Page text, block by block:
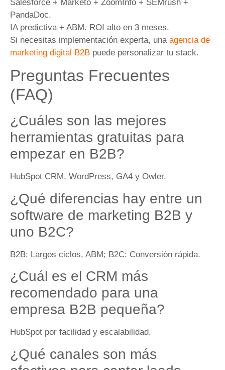
Salesforce + Marketo + ZoomInfo + SEMrush +
PandaDoc.
IA predictiva + ABM. ROI alto en 3 meses.
Si necesitas implementación experta, una agencia de
marketing digital B2B puede personalizar tu stack.
Preguntas Frecuentes
(FAQ)
¿Cuáles son las mejores
herramientas gratuitas para
empezar en B2B?
HubSpot CRM, WordPress, GA4 y Owler.
¿Qué diferencias hay entre un
software de marketing B2B y
uno B2C?
B2B: Largos ciclos, ABM; B2C: Conversión rápida.
¿Cuál es el CRM más
recomendado para una
empresa B2B pequeña?
HubSpot por facilidad y escalabilidad.
¿Qué canales son más